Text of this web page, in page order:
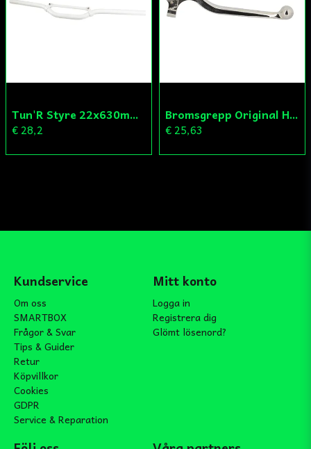
Tun'R Styre 22x630mm Vit
€ 28,2
Bromsgrepp Original Hö Peugeot Ludix/Speedfight/Vivacity
€ 25,63
Kundservice
Om oss
SMARTBOX
Frågor & Svar
Tips & Guider
Retur
Köpvillkor
Cookies
GDPR
Service & Reparation
Mitt konto
Logga in
Registrera dig
Glömt lösenord?